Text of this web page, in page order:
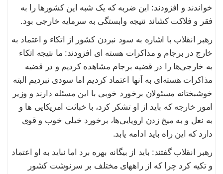
خواندند و افزودند: این ضربه که یک شبه این کشورها را به
فقر و فلاکت کشاند نتیجه وابستگی به سرمایه خارجی بود.
رهبر انقلاب با اشاره به سود نبردن کشور از اتکاء و اعتماد به
خارج در برجام و مذاکرات هسته ای افزودند: ما نتیجه اتکاء
به خارجی‌ها را در قضیه برجام مشاهده کردیم و در قضیه
مذاکرات هسته‌ای به آنها اعتماد کردیم اما سودی نبردیم البته
خوشبختانه مسئولان برخورد خوبی با این مسئله دارند و وزیر
امور خارجه که باید از او تشکر کرد، با خباثت امریکایی ها و
به نعل و به میخ زدن اروپایی‌ها، برخورد خیلی خوب و قوی
دارد که این راه باید ادامه یابد.
رهبر انقلاب گفتند: باید از بیگانه بهره برد اما نباید به او اعتماد
و تکیه کرد چرا که از راههای مختلف بر سرنوشت کشور